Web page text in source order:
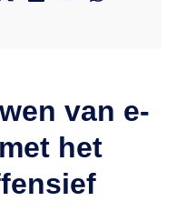
van e-
het